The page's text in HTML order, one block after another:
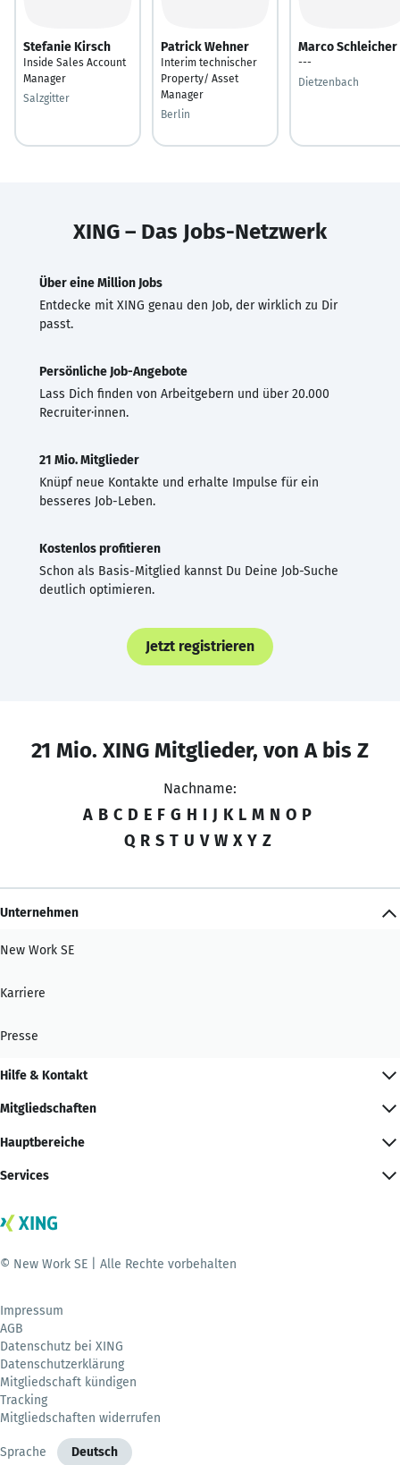
Stefanie Kirsch
Inside Sales Account
Manager
Salzgitter
Patrick Wehner
Interim technischer
Property/ Asset
Manager
Berlin
Marco Schleicher
---
Dietzenbach
XING – Das Jobs-Netzwerk
Über eine Million Jobs
Entdecke mit XING genau den Job, der wirklich zu Dir
passt.
Persönliche Job-Angebote
Lass Dich finden von Arbeitgebern und über 20.000
Recruiter·innen.
21 Mio. Mitglieder
Knüpf neue Kontakte und erhalte Impulse für ein
besseres Job-Leben.
Kostenlos profitieren
Schon als Basis-Mitglied kannst Du Deine Job-Suche
deutlich optimieren.
Jetzt registrieren
21 Mio. XING Mitglieder, von A bis Z
Nachname:
A B C D E F G H I J K L M N O P
Q R S T U V W X Y Z
Unternehmen
New Work SE
Karriere
Presse
Hilfe & Kontakt
Mitgliedschaften
Hauptbereiche
Services
© New Work SE | Alle Rechte vorbehalten
Impressum
AGB
Datenschutz bei XING
Datenschutzerklärung
Mitgliedschaft kündigen
Tracking
Mitgliedschaften widerrufen
Sprache Deutsch